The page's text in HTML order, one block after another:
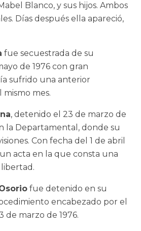
Blanco, y sus hijos. Ambos
Días después ella apareció,
fue secuestrada de su
de 1976 con gran
sufrido una anterior
mismo mes.
, detenido el 23 de marzo de
la Departamental, donde su
Con fecha del 1 de abril
acta en la que consta una
fue detenido en su
encabezado por el
de marzo de 1976.